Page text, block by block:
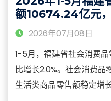
设备制造业投资增长
额10674.24亿元
2026年07月08日
1-5月，福建省社会消费
比增长2.0%。社会消费品
生活类商品零售额稳定增